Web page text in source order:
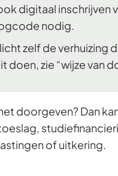
om
een
waarde
te
selecteren.
digitaal inschrijven
nodig.
zelf de verhuizing
doen, zie “wijze van
doorgeven? Dan
of uitkering.